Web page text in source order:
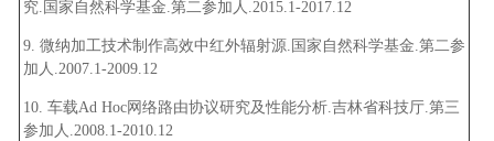
究.国家自然科学基金.第二参加人.2015.1-2017.12
9. 微纳加工技术制作高效中红外辐射源.国家自然科学基金.第二参
加人.2007.1-2009.12
10. 车载Ad Hoc网络路由协议研究及性能分析.吉林省科技厅.第三
参加人.2008.1-2010.12